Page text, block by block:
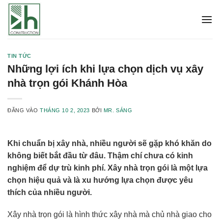
Bỏ
qua
TIN TỨC
Những lợi ích khi lựa chọn dịch vụ xây
nhà trọn gói Khánh Hòa
ĐĂNG VÀOTHÁNG 10 2, 2023 BỞI MR. SÁNG
Khi chuẩn bị xây nhà, nhiều người sẽ gặp khó khăn do
không biết bắt đầu từ đâu. Thậm chí chưa có kinh
nghiệm để dự trù kinh phí. Xây nhà trọn gói là một lựa
chọn hiệu quả và là xu hướng lựa chọn được yêu
thích của nhiều người.
Xây nhà trọn gói là hình thức xây nhà mà chủ nhà giao cho